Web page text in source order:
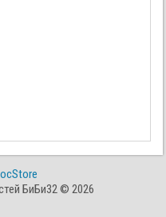
ocStore
БиБи32 © 2026